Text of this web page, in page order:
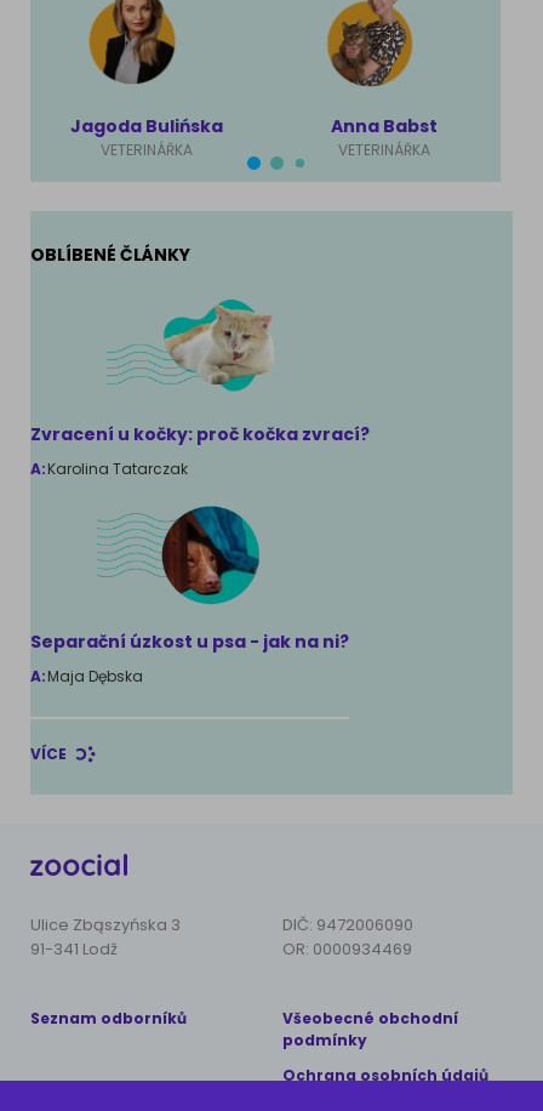
Jagoda Bulińska
VETERINÁŘKA
Anna Babst
VETERINÁŘKA
OBLÍBENÉ ČLÁNKY
Zvracení u kočky: proč kočka zvrací?
A:Karolina Tatarczak
Separační úzkost u psa - jak na ni?
A:Maja Dębska
VÍCE
Ulice Zbąszyńska 3
91-341 Lodž
DIČ: 9472006090
OR: 0000934469
Seznam odborníků
Všeobecné obchodní
podmínky
Ochrana osobních údajů